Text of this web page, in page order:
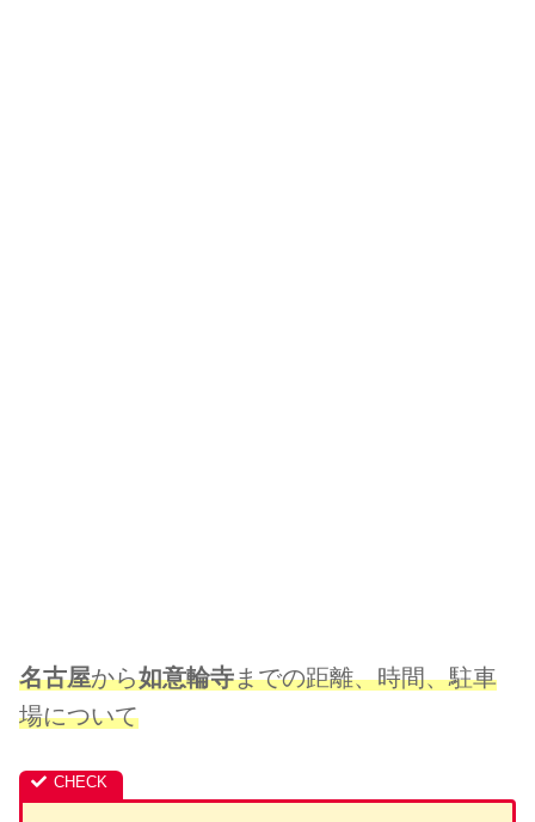
名古屋から如意輪寺までの距離、時間、駐車
場について